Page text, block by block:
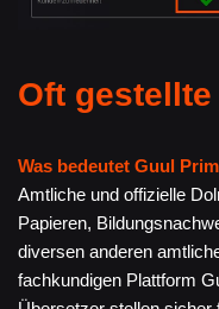
Oft gestellte
Was bedeutet Guul
Amtliche und offizielle
Papieren,
diversen anderen
fachkundigen Plattform